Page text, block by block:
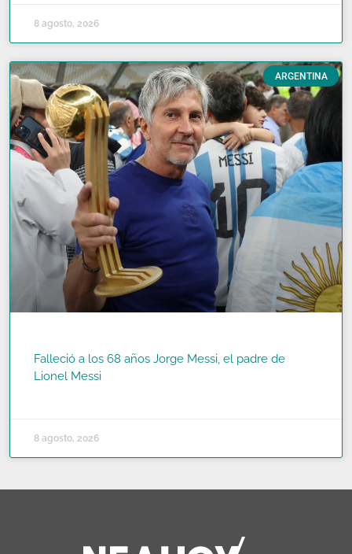
8 agosto, 2026
ARGENTINA
Falleció a los 68 años Jorge Messi, el padre de
Lionel Messi
8 agosto, 2026